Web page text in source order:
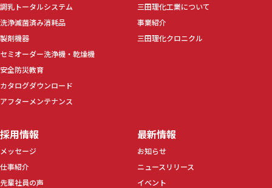
調乳トータルシステム
洗浄滅菌済み消耗品
製剤機器
セミオーダー洗浄機・乾燥機
安全防災教育
カタログダウンロード
アフターメンテナンス
三田理化工業について
事業紹介
三田理化クロニクル
採用情報
メッセージ
仕事紹介
先輩社員の声
最新情報
お知らせ
ニュースリリース
イベント